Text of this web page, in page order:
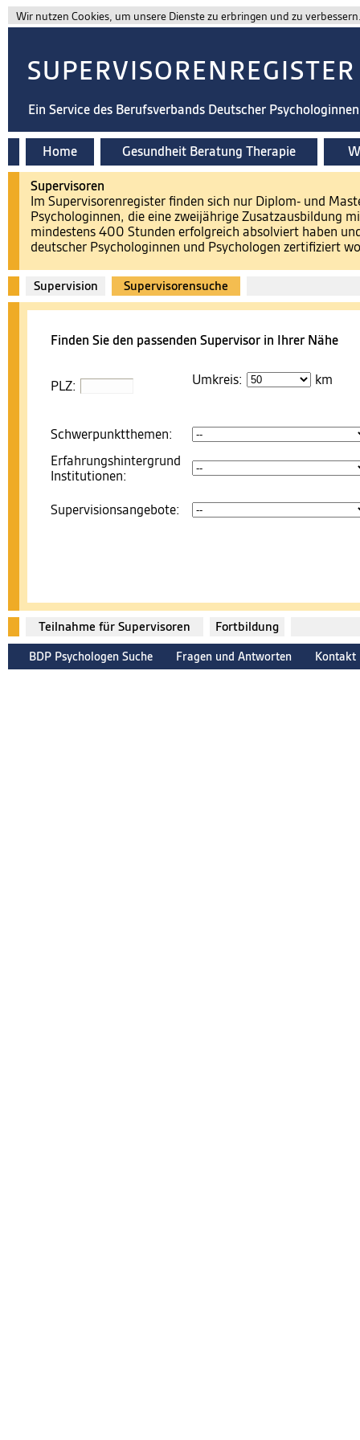
Wir nutzen Cookies, um unsere Dienste zu erbringen und zu
SUPERVISORENREGISTER
Ein Service des Berufsverbands Deutscher
Home Gesundheit Beratung Therapie
Supervisoren
Im Supervisorenregister finden sich nur Diplom- und
Psychologinnen, die eine zweijährige Zusatzausbildung
mindestens 400 Stunden erfolgreich absolviert haben
deutscher Psychologinnen und Psychologen zertifiziert
Supervision Supervisorensuche
Finden Sie den passenden Supervisor in Ihrer Nähe
PLZ: Umkreis: km
Schwerpunktthemen:
Erfahrungshintergrund
Institutionen:
Supervisionsangebote:
Teilnahme für Supervisoren Fortbildung
BDP Psychologen Suche Fragen und Antworten Kontakt